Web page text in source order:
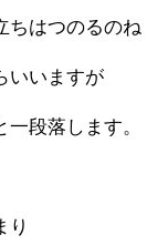
ちはつのるのね
いいますが
段落します。
り